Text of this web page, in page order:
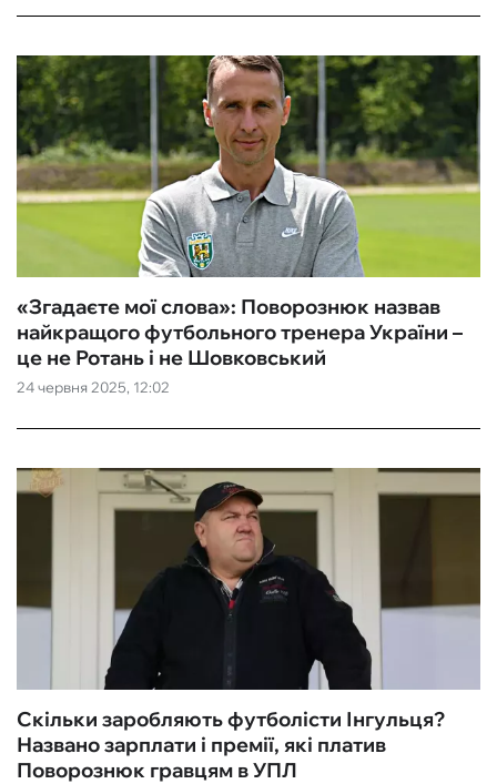
24 червня 2025, 12:02
«Згадаєте мої слова»: Поворознюк назвав
найкращого футбольного тренера України –
це не Ротань і не Шовковський
Скільки заробляють футболісти Інгульця?
Названо зарплати і премії, які платив
Поворознюк гравцям в УПЛ